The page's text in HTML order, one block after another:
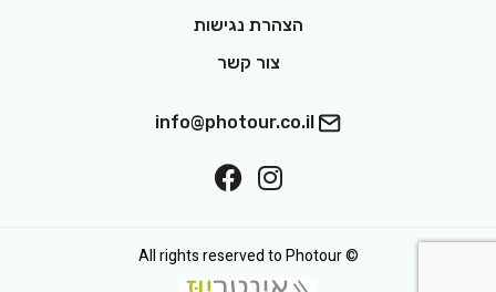
הצהרת נגישות
צור קשר
info@photour.co.il
Follow On Interest
On Facebook
© All rights reserved to Photour